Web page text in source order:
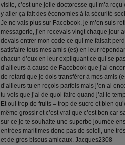
visite, c’est une jolie doctoresse qui m’a
y aller ça fait des économies à la sécurité
Je ne vais plus sur Facebook, je m’en suis
messagerie, j’en recevais vingt chaque jour
devais entrer mon code ce qui me faisait
satisfaire tous mes amis (es) en leur
chacun d’eux en leur expliquant ce qui se
d’ailleurs à cause de Facebook que j’ai
de retard que je dois transférer à mes amis
d’ailleurs tu en reçois parfois mais j’en ai
tu vois que j’ai de quoi faire quand j’ai le
Et oui trop de fruits = trop de sucre et bien
même grossir et c’est vrai que c’est bon car
sur ce je te souhaite une superbe journée
entrées maritimes donc pas de soleil, une
et de gros bisous amicaux. Jacques2308